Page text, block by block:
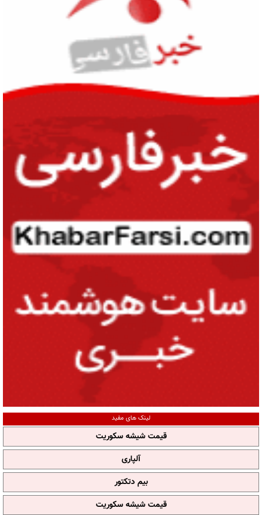
لینک های مفید
قیمت شیشه سکوریت
آلپاری
بیم دتکتور
قیمت شیشه سکوریت